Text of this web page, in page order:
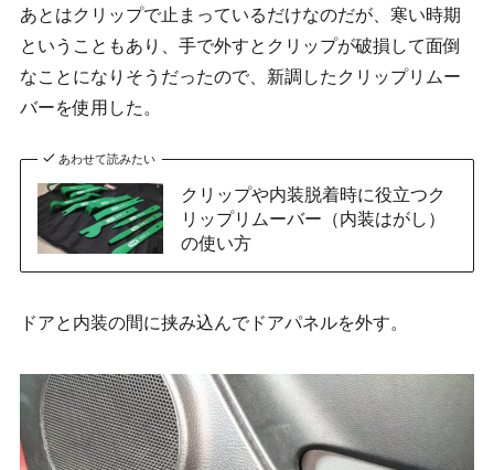
あとはクリップで止まっているだけなのだが、寒い時期
ということもあり、手で外すとクリップが破損して面倒
なことになりそうだったので、新調したクリップリムー
バーを使用した。
あわせて読みたい
クリップや内装脱着時に役立つク
リップリムーバー（内装はがし）
の使い方
ドアと内装の間に挟み込んでドアパネルを外す。